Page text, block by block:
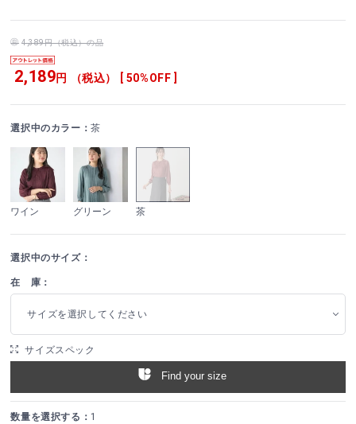
4,389円（税込）の品
2,189円 （税込） [ 50%OFF ]
選択中のカラー：茶
ワイン グリーン 茶
選択中のサイズ：
在 庫：
サイズを選択してください
サイズスペック
Find your size
数量を選択する： 1